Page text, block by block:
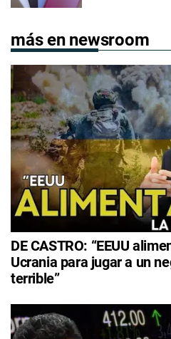
más en newsroom
DE CASTRO: “EEUU
Ucrania para jugar a un
terrible”